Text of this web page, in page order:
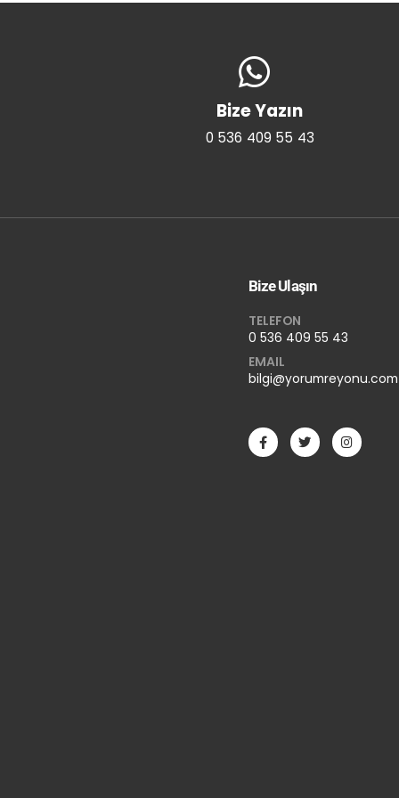
Bize Yazın
0 536 409 55 43
Bize Ulaşın
TELEFON
0 536 409 55 43
EMAIL
bilgi@yorumreyonu.com